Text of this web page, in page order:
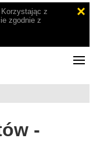
z
zgodnie z
-